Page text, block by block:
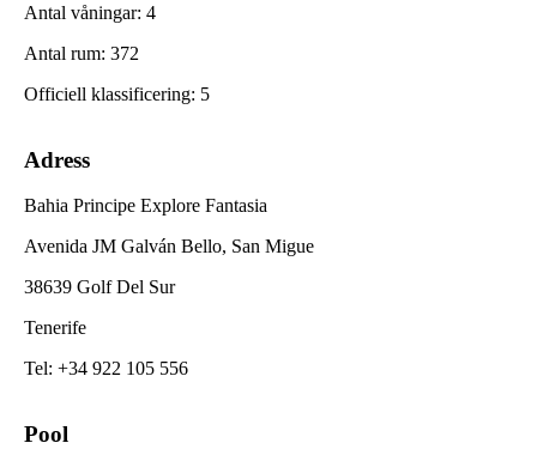
Antal våningar: 4
Antal rum: 372
Officiell klassificering: 5
Adress
Bahia Principe Explore Fantasia
Avenida JM Galván Bello, San Migue
38639 Golf Del Sur
Tenerife
Tel: +34 922 105 556
Pool